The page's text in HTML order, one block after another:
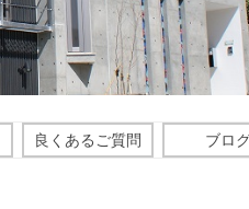
良くあるご質問 ブロ